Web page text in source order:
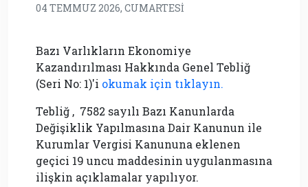
04 TEMMUZ 2026, CUMARTESI
Bazı Varlıkların Ekonomiye
Kazandırılması Hakkında Genel Tebliğ
(Seri No: 1)'i okumak için tıklayın.
Tebliğ , 7582 sayılı Bazı Kanunlarda
Değişiklik Yapılmasına Dair Kanunun ile
Kurumlar Vergisi Kanununa eklenen
geçici 19 uncu maddesinin uygulanmasına
ilişkin açıklamalar yapılıyor.